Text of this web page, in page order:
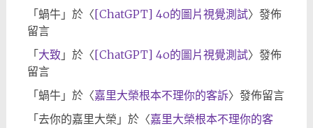
「 蝸牛」於〈[ChatGPT] 4o的圖片視覺測試〉發佈
留言
「 大致 」於〈[ChatGPT] 4o的圖片視覺測試〉發佈
留言
「 蝸牛」於〈嘉里大榮根本不理你的客訴〉發佈留言
「 去你的嘉里大榮 」於〈嘉里大榮根本不理你的客